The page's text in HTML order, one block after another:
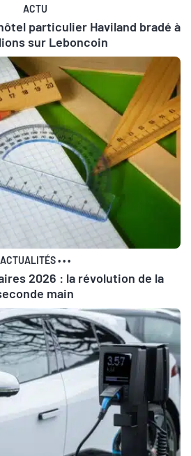
ACTU
particulier Haviland bradé à
sur Leboncoin
ACTUALITÉS•••
2026 : la révolution de la
main